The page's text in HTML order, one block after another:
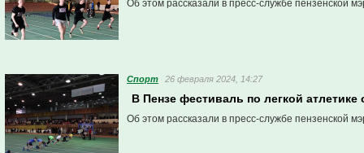
Об этом рассказали в пресс-службе пензенской
Спорт 26 февраля 2024, 14:27
В Пензе фестиваль по легкой
Об этом рассказали в пресс-службе пензенской